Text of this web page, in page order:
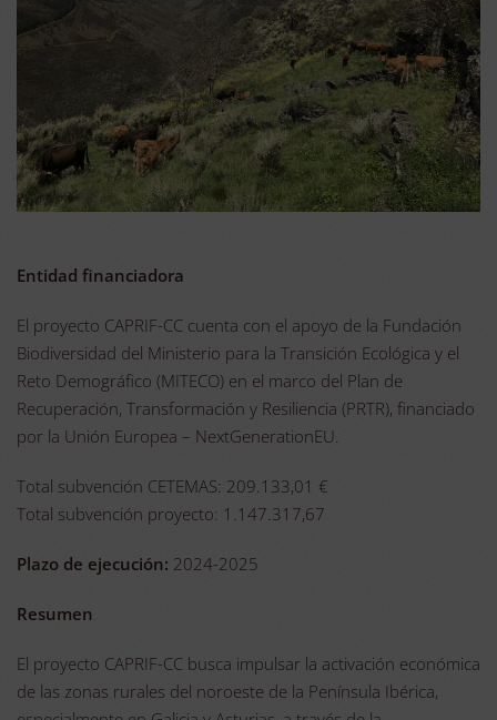
Entidad financiadora
El proyecto CAPRIF-CC cuenta con el apoyo de la Fundación
Biodiversidad del Ministerio para la Transición Ecológica y el
Reto Demográfico (MITECO) en el marco del Plan de
Recuperación, Transformación y Resiliencia (PRTR), financiado
por la Unión Europea – NextGenerationEU.
Total subvención CETEMAS: 209.133,01 €
Total subvención proyecto: 1.147.317,67
Plazo de ejecución: 2024-2025
Resumen
El proyecto CAPRIF-CC busca impulsar la activación económica
de las zonas rurales del noroeste de la Península Ibérica,